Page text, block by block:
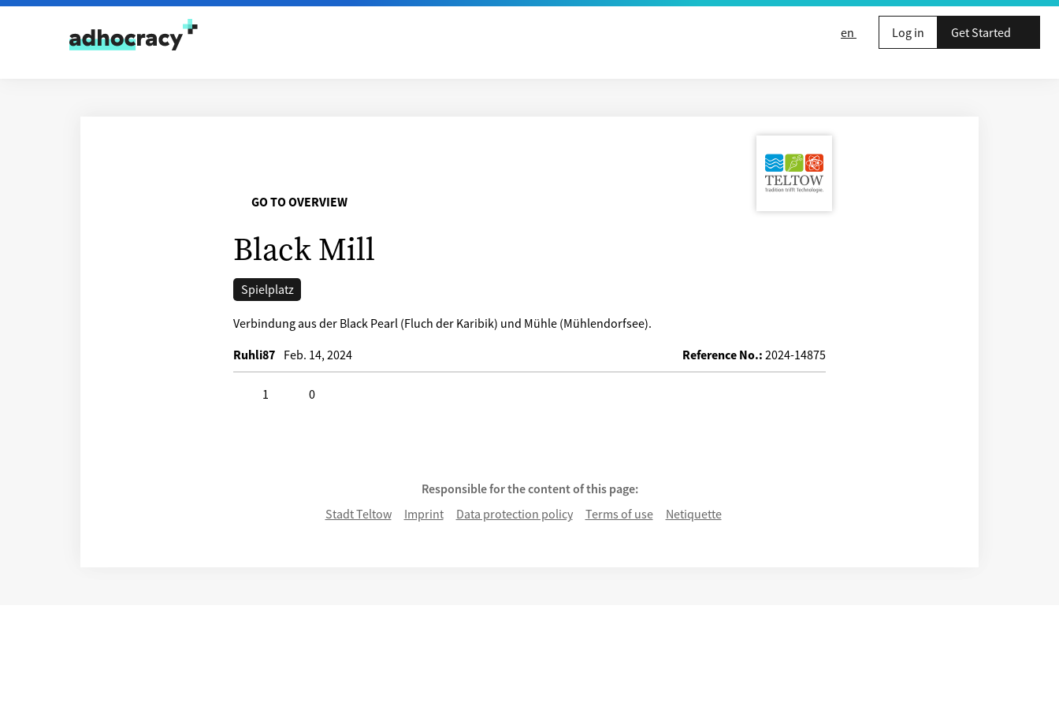
Skip to content
en
Log in Get Started
GO TO OVERVIEW
Black Mill
Spielplatz
Verbindung aus der Black Pearl (Fluch der Karibik) und Mühle (Mühlendorfsee).
Ruhli87 Feb. 14, 2024 Reference No.: 2024-14875
1
0
Responsible for the content of this page:
Stadt Teltow
Imprint Data protection policy Terms of use Netiquette